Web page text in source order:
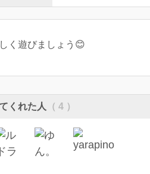
く遊びましょう😊
くれた人 （ 4 ）